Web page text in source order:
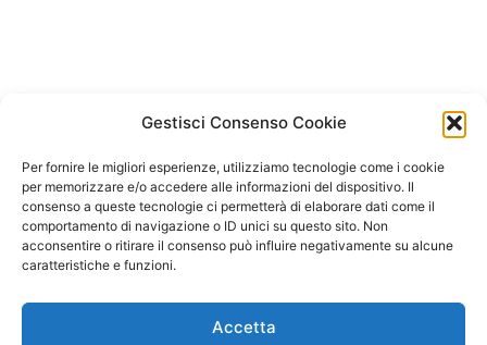
Gestisci Consenso Cookie
Per fornire le migliori esperienze, utilizziamo tecnologie come i cookie
per memorizzare e/o accedere alle informazioni del dispositivo. Il
consenso a queste tecnologie ci permetterà di elaborare dati come il
comportamento di navigazione o ID unici su questo sito. Non
acconsentire o ritirare il consenso può influire negativamente su alcune
caratteristiche e funzioni.
Accetta